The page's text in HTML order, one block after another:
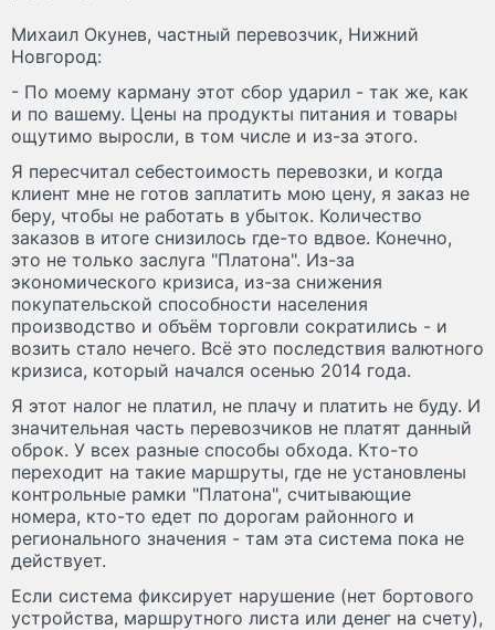
Михаил Окунев, частный перевозчик, Нижний
Новгород:
- По моему карману этот сбор ударил - так же, как
и по вашему. Цены на продукты питания и товары
ощутимо выросли, в том числе и из-за этого.
Я пересчитал себестоимость перевозки, и когда
клиент мне не готов заплатить мою цену, я заказ не
беру, чтобы не работать в убыток. Количество
заказов в итоге снизилось где-то вдвое. Конечно,
это не только заслуга "Платона". Из-за
экономического кризиса, из-за снижения
покупательской способности населения
производство и объём торговли сократились - и
возить стало нечего. Всё это последствия валютного
кризиса, который начался осенью 2014 года.
Я этот налог не платил, не плачу и платить не буду. И
значительная часть перевозчиков не платят данный
оброк. У всех разные способы обхода. Кто-то
переходит на такие маршруты, где не установлены
контрольные рамки "Платона", считывающие
номера, кто-то едет по дорогам районного и
регионального значения - там эта система пока не
действует.
Если система фиксирует нарушение (нет бортового
устройства, маршрутного листа или денег на счету),